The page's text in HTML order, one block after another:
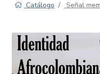
Catálogo Señal